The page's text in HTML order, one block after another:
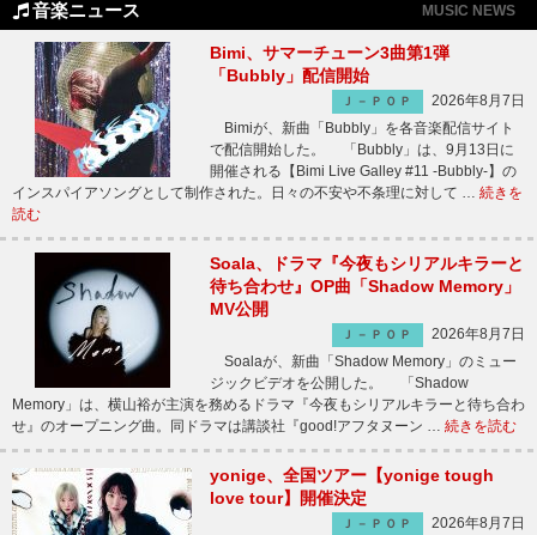
音楽ニュース MUSIC NEWS
Bimi、サマーチューン3曲第1弾
「Bubbly」配信開始
Ｊ－ＰＯＰ
2026年8月7日
Bimiが、新曲「Bubbly」を各音楽配信サイト
で配信開始した。 「Bubbly」は、9月13日に
開催される【Bimi Live Galley #11 -Bubbly-】の
インスパイアソングとして制作された。日々の不安や不条理に対して … 続きを
読む
Soala、ドラマ『今夜もシリアルキラーと
待ち合わせ』OP曲「Shadow Memory」
MV公開
Ｊ－ＰＯＰ
2026年8月7日
Soalaが、新曲「Shadow Memory」のミュー
ジックビデオを公開した。 「Shadow
Memory」は、横山裕が主演を務めるドラマ『今夜もシリアルキラーと待ち合わ
せ』のオープニング曲。同ドラマは講談社『good!アフタヌーン … 続きを読む
yonige、全国ツアー【yonige tough
love tour】開催決定
Ｊ－ＰＯＰ
2026年8月7日